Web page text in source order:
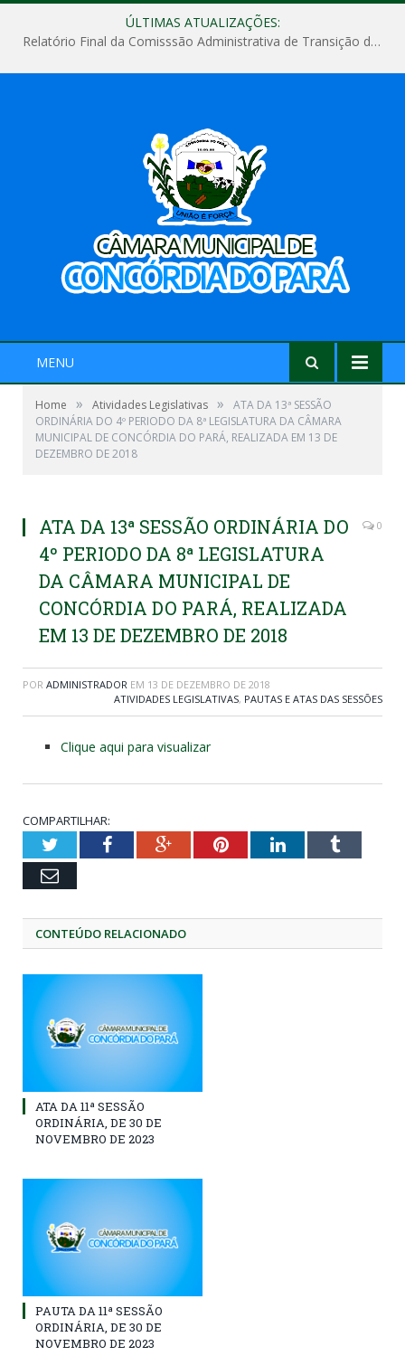
ÚLTIMAS ATUALIZAÇÕES:
Relatório Final da Comisssão Administrativa de Transição de Mandato do Poder Legislativo do Município de Concórdia do Pará
MENU
Home » Atividades Legislativas »
ATA DA 13ª SESSÃO
ORDINÁRIA DO 4º PERIODO DA 8ª LEGISLATURA DA CÂMARA
MUNICIPAL DE CONCÓRDIA DO PARÁ, REALIZADA EM 13 DE
DEZEMBRO DE 2018
ATA DA 13ª SESSÃO ORDINÁRIA DO
4º PERIODO DA 8ª LEGISLATURA
DA CÂMARA MUNICIPAL DE
CONCÓRDIA DO PARÁ, REALIZADA
EM 13 DE DEZEMBRO DE 2018
0
POR ADMINISTRADOR EM 13 DE DEZEMBRO DE 2018
ATIVIDADES LEGISLATIVAS, PAUTAS E ATAS DAS SESSÕES
Clique aqui para visualizar
COMPARTILHAR:
TwitterFacebookGoogle+PinterestLinkedInTumblr
Email
CONTEÚDO RELACIONADO
ATA DA 11ª SESSÃO
ORDINÁRIA, DE 30 DE
NOVEMBRO DE 2023
PAUTA DA 11ª SESSÃO
ORDINÁRIA, DE 30 DE
NOVEMBRO DE 2023